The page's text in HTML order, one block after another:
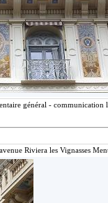
général -
Riviera les Vignasses